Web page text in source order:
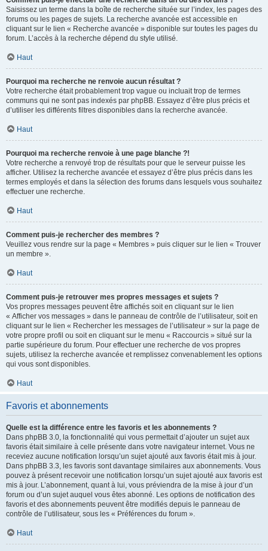
Saisissez un terme dans la boîte de recherche située sur l’index, les pages des
forums ou les pages de sujets. La recherche avancée est accessible en
cliquant sur le lien « Recherche avancée » disponible sur toutes les pages du
forum. L’accès à la recherche dépend du style utilisé.
Haut
Pourquoi ma recherche ne renvoie aucun résultat ?
Votre recherche était probablement trop vague ou incluait trop de termes
communs qui ne sont pas indexés par phpBB. Essayez d’être plus précis et
d’utiliser les différents filtres disponibles dans la recherche avancée.
Haut
Pourquoi ma recherche renvoie à une page blanche ?!
Votre recherche a renvoyé trop de résultats pour que le serveur puisse les
afficher. Utilisez la recherche avancée et essayez d’être plus précis dans les
termes employés et dans la sélection des forums dans lesquels vous souhaitez
effectuer une recherche.
Haut
Comment puis-je rechercher des membres ?
Veuillez vous rendre sur la page « Membres » puis cliquer sur le lien « Trouver
un membre ».
Haut
Comment puis-je retrouver mes propres messages et sujets ?
Vos propres messages peuvent être affichés soit en cliquant sur le lien
« Afficher vos messages » dans le panneau de contrôle de l’utilisateur, soit en
cliquant sur le lien « Rechercher les messages de l’utilisateur » sur la page de
votre propre profil ou soit en cliquant sur le menu « Raccourcis » situé sur la
partie supérieure du forum. Pour effectuer une recherche de vos propres
sujets, utilisez la recherche avancée et remplissez convenablement les options
qui vous sont disponibles.
Haut
Favoris et abonnements
Quelle est la différence entre les favoris et les abonnements ?
Dans phpBB 3.0, la fonctionnalité qui vous permettait d’ajouter un sujet aux
favoris était similaire à celle présente dans votre navigateur internet. Vous ne
receviez aucune notification lorsqu’un sujet ajouté aux favoris était mis à jour.
Dans phpBB 3.3, les favoris sont davantage similaires aux abonnements. Vous
pouvez à présent recevoir une notification lorsqu’un sujet ajouté aux favoris est
mis à jour. L’abonnement, quant à lui, vous préviendra de la mise à jour d’un
forum ou d’un sujet auquel vous êtes abonné. Les options de notification des
favoris et des abonnements peuvent être modifiés depuis le panneau de
contrôle de l’utilisateur, sous les « Préférences du forum ».
Haut